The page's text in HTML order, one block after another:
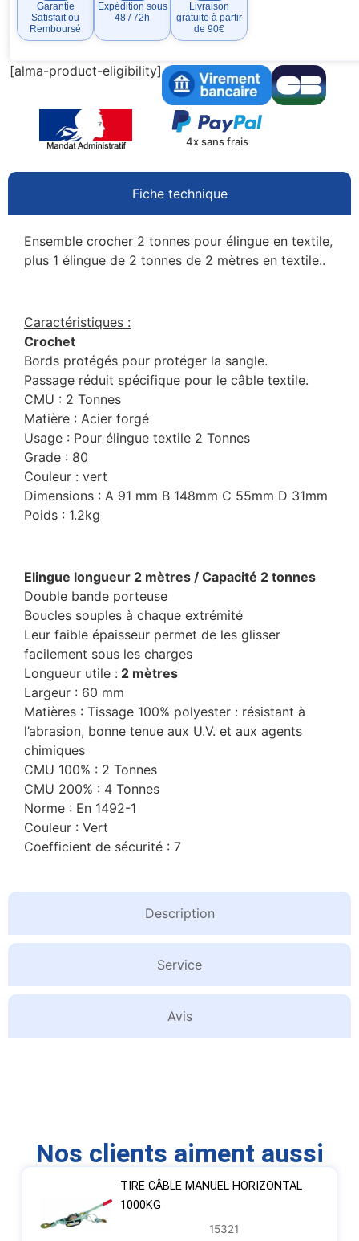
Garantie
Satisfait ou
Remboursé
Expédition sous
48 / 72h
Livraison
gratuite à partir
de 90€
[alma-product-eligibility]
4x sans frais
Fiche technique
Description
Service
Avis
Ensemble crocher 2 tonnes pour élingue en textile,
plus 1 élingue de 2 tonnes de 2 mètres en textile..
Caractéristiques :
Crochet
Bords protégés pour protéger la sangle.
Passage réduit spécifique pour le câble textile.
CMU : 2 Tonnes
Matière : Acier forgé
Usage : Pour élingue textile 2 Tonnes
Grade : 80
Couleur : vert
Dimensions : A 91 mm B 148mm C 55mm D 31mm
Poids : 1.2kg
Elingue longueur 2 mètres / Capacité 2 tonnes
Double bande porteuse
Boucles souples à chaque extrémité
Leur faible épaisseur permet de les glisser
facilement sous les charges
Longueur utile : 2 mètres
Largeur : 60 mm
Matières : Tissage 100% polyester : résistant à
l’abrasion, bonne tenue aux U.V. et aux agents
chimiques
CMU 100% : 2 Tonnes
CMU 200% : 4 Tonnes
Norme : En 1492-1
Couleur : Vert
Coefficient de sécurité : 7
Nos clients aiment aussi
TIRE CÂBLE MANUEL HORIZONTAL
1000KG
15321